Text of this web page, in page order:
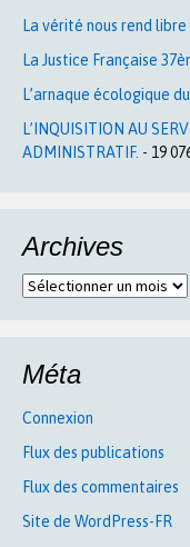
La vérité nous rend libre
La Justice Française
L’arnaque écologique
L’INQUISITION AU
ADMINISTRATIF. - 19
Archives
Archives
Méta
Connexion
Flux des publications
Flux des commentaires
Site de WordPress-FR